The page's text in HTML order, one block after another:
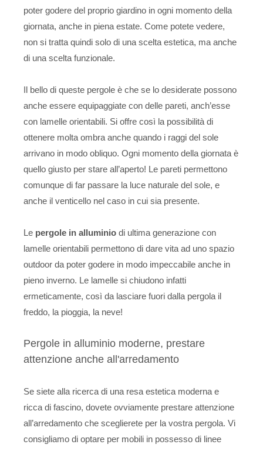
poter godere del proprio giardino in ogni momento della
giornata, anche in piena estate. Come potete vedere,
non si tratta quindi solo di una scelta estetica, ma anche
di una scelta funzionale.
Il bello di queste pergole è che se lo desiderate possono
anche essere equipaggiate con delle pareti, anch’esse
con lamelle orientabili. Si offre così la possibilità di
ottenere molta ombra anche quando i raggi del sole
arrivano in modo obliquo. Ogni momento della giornata è
quello giusto per stare all’aperto! Le pareti permettono
comunque di far passare la luce naturale del sole, e
anche il venticello nel caso in cui sia presente.
Le pergole in alluminio di ultima generazione con
lamelle orientabili permettono di dare vita ad uno spazio
outdoor da poter godere in modo impeccabile anche in
pieno inverno. Le lamelle si chiudono infatti
ermeticamente, così da lasciare fuori dalla pergola il
freddo, la pioggia, la neve!
Pergole in alluminio moderne, prestare
attenzione anche all'arredamento
Se siete alla ricerca di una resa estetica moderna e
ricca di fascino, dovete ovviamente prestare attenzione
all’arredamento che sceglierete per la vostra pergola. Vi
consigliamo di optare per mobili in possesso di linee